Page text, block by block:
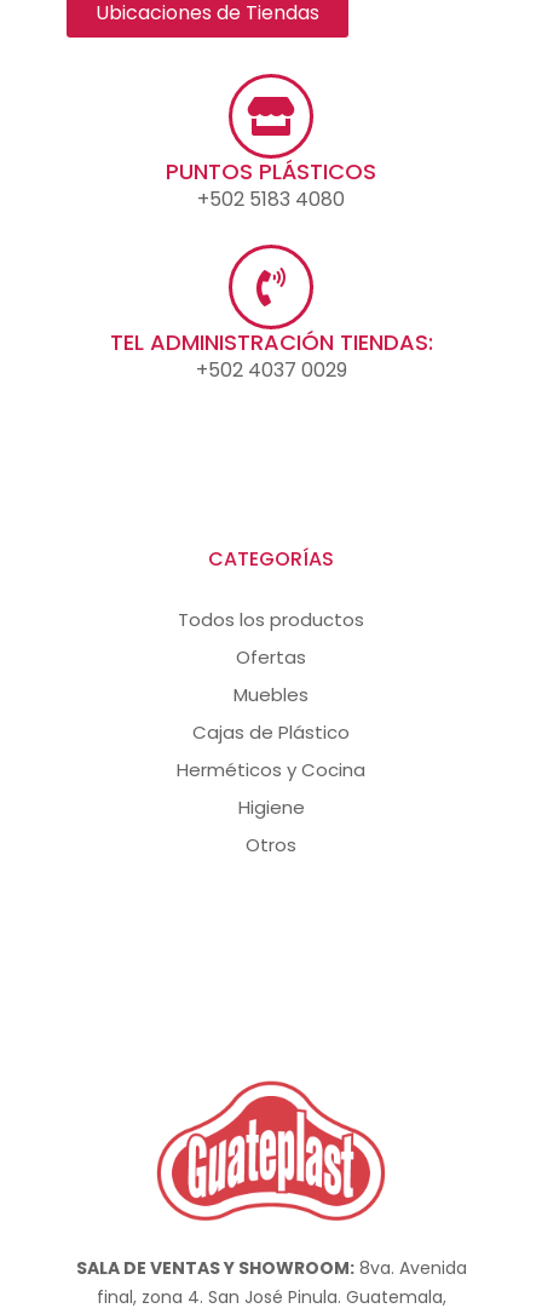
Ubicaciones de Tiendas
PUNTOS PLÁSTICOS
+502 5183 4080
TEL ADMINISTRACIÓN TIENDAS:
+502 4037 0029
CATEGORÍAS
Todos los productos
Ofertas
Muebles
Cajas de Plástico
Herméticos y Cocina
Higiene
Otros
SALA DE VENTAS Y SHOWROOM:8va. Avenida
final, zona 4. San José Pinula. Guatemala,